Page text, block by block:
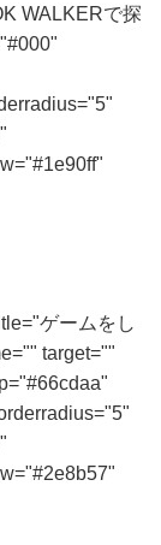
WALKERで探
ゲームをし
target=""